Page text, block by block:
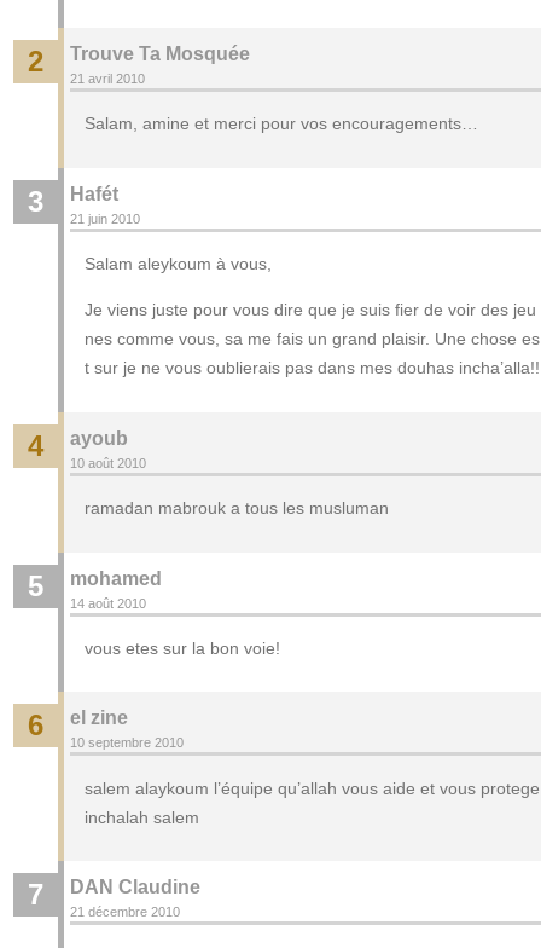
2 Trouve Ta Mosquée
21 avril 2010
Salam, amine et merci pour vos encouragements…
3 Hafét
21 juin 2010
Salam aleykoum à vous,
Je viens juste pour vous dire que je suis fier de voir des jeu
nes comme vous, sa me fais un grand plaisir. Une chose es
t sur je ne vous oublierais pas dans mes douhas incha’alla!!
4 ayoub
10 août 2010
ramadan mabrouk a tous les musluman
5 mohamed
14 août 2010
vous etes sur la bon voie!
6 el zine
10 septembre 2010
salem alaykoum l’équipe qu’allah vous aide et vous protege
inchalah salem
7 DAN Claudine
21 décembre 2010